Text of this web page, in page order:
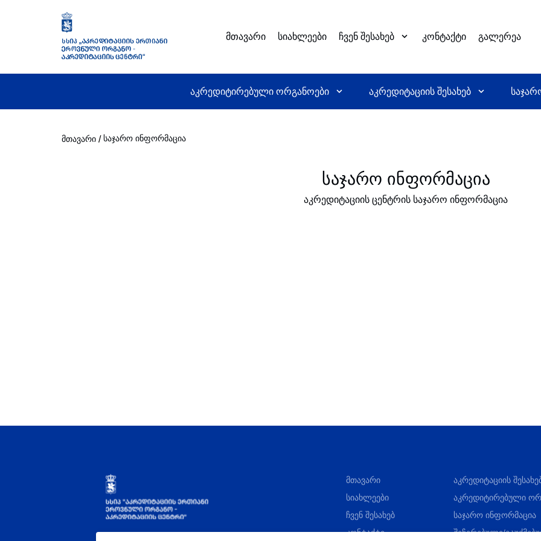
მთავარი სიახლეები ჩვენ შესახებ კონტაქტი გალერეა
აკრედიტირებული ორგანოები აკრედიტაციის შესახებ
მთავარი / საჯარო ინფორმაცია
საჯარო ინფორმაცია
აკრედიტაციის ცენტრის საჯარო ინფორმაცია
მთავარი
სიახლეები
ჩვენ შესახებ
კონტაქტი
აკრედიტაციის
აკრედიტირებული
საჯარო ინფორმაცია
შეჩერებული/